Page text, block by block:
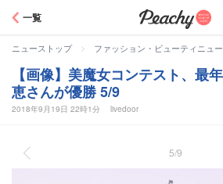
一覧
ニューストップ > ファッション・ビューティニュー
【画像】美魔女コンテスト、最
恵さんが優勝 5/9
2018年9月19日 22時1分 livedoor
5/9